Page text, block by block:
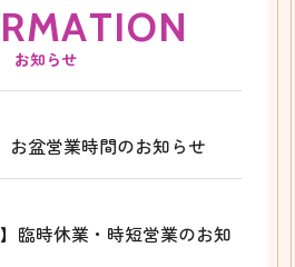
RMATION
お知らせ
お盆営業時間のお知らせ
臨時休業・時短営業のお知